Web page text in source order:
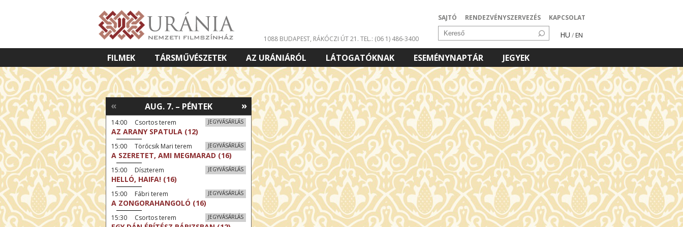
SAJTÓ RENDEZVÉNYSZERVEZÉS KAPCSOLAT
HU / EN
1088 BUDAPEST, RÁKÓCZI ÚT 21. TEL.: (06 1) 486-3400
FILMEK TÁRSMŰVÉSZETEK AZ URÁNIÁRÓL LÁTOGATÓKNAK ESEMÉNYNAPTÁR
JEGYEK
VETÍTETT KÉPES ELŐADÁSOK
»
AUG. 7. – PÉNTEK
«
JEGYVÁSÁRLÁS
14:00 Csortos terem
AZ ARANY SPATULA (12)
JEGYVÁSÁRLÁS
15:00 Törőcsik Mari terem
A SZERETET, AMI MEGMARAD (16)
JEGYVÁSÁRLÁS
15:00 Díszterem
HELLÓ, HAIFA! (16)
JEGYVÁSÁRLÁS
15:00 Fábri terem
A ZONGORAHANGOLÓ (16)
JEGYVÁSÁRLÁS
15:30 Csortos terem